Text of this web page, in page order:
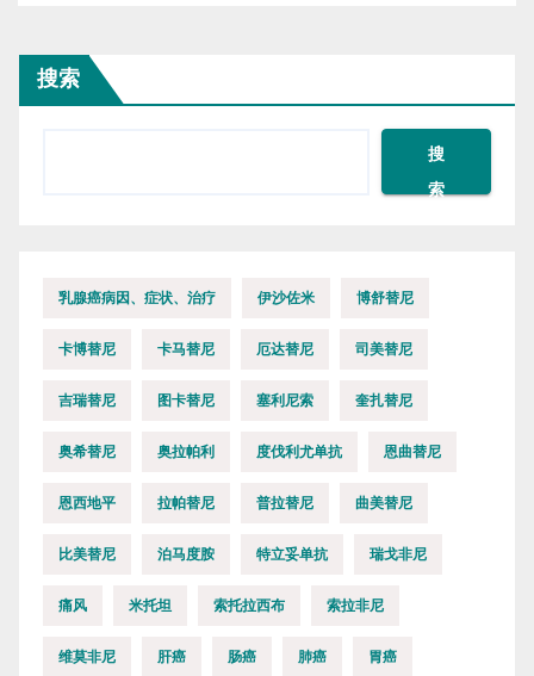
搜索
搜
索
乳腺癌病因、症状、治疗 伊沙佐米 博舒替尼
卡博替尼 卡马替尼 厄达替尼 司美替尼
吉瑞替尼 图卡替尼 塞利尼索 奎扎替尼
奥希替尼 奥拉帕利 度伐利尤单抗 恩曲替尼
恩西地平 拉帕替尼 普拉替尼 曲美替尼
比美替尼 泊马度胺 特立妥单抗 瑞戈非尼
痛风 米托坦 索托拉西布 索拉非尼
维莫非尼 肝癌 肠癌 肺癌 胃癌